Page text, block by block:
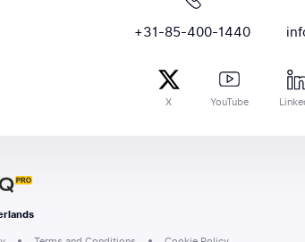
+31-85-400-1440
X YouTube